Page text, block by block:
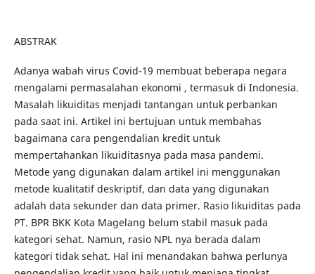
ABSTRAK
Adanya wabah virus Covid-19 membuat beberapa negara
mengalami permasalahan ekonomi , termasuk di Indonesia.
Masalah likuiditas menjadi tantangan untuk perbankan
pada saat ini. Artikel ini bertujuan untuk membahas
bagaimana cara pengendalian kredit untuk
mempertahankan likuiditasnya pada masa pandemi.
Metode yang digunakan dalam artikel ini menggunakan
metode kualitatif deskriptif, dan data yang digunakan
adalah data sekunder dan data primer. Rasio likuiditas pada
PT. BPR BKK Kota Magelang belum stabil masuk pada
kategori sehat. Namun, rasio NPL nya berada dalam
kategori tidak sehat. Hal ini menandakan bahwa perlunya